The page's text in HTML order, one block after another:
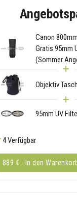
Canon
Gratis 95mm
(Sommer
Objektiv
95mm UV
4 Verfügbar
889 € - In den